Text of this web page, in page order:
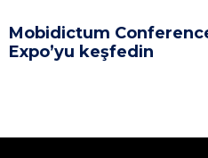
Mobidictum
Expo’yu keşfedin